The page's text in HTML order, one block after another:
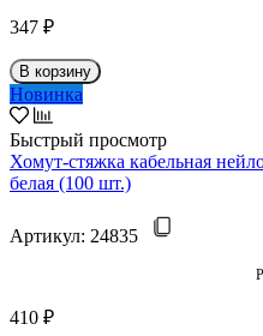
347 ₽
В корзину
Новинка
Быстрый просмотр
Хомут-стяжка кабельная
белая (100 шт.)
Артикул: 24835
410 ₽